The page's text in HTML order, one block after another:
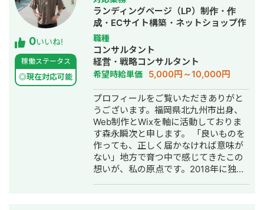
はなく、クライアント様の想いやサー
ビスの魅力を届けるための手段だと考
えています。 だからこそ、丁寧なヒア
リングを通して課題や目的を整理した
上でのデザイン提案を大切にしていま
す。 音楽大学で培った表現力や、教員
免許取得の過程で身につけた「伝える
力」を活かし、ユーザーの行動を促
し、成果に直結するデザインを制作い
たします。 これまでに制作した実績を
ポートフォリオにまとめております。
https://fori.io/designer-nao （掲載可
能なもののみとなります） どうぞ、よ
ろしくお願いいたします。
0いいね!
稼働ステータス
◎現在対応可能
ランディングページ（LP）制作・作
成・ECサイト構築・ネットショップ作
成代行・SEO対策・SNS運用代行・ホ
ームページ制作・作成・オウンドメデ
ィア制作・構築・運用代行
職種
コンサルタント
経営・戦略コンサルタント
希望時給単価 5,000円～10,000円
プロフィールをご覧いただきありがと
うございます。福岡県北九州市出身、
Web制作とWixを軸に活動しておりま
す森永瞬次と申します。 「良いものを
作っても、正しく届かなければ意味が
ない」地方で育つ中で感じてきたこの
想いが、私の原点です。2018年に独立